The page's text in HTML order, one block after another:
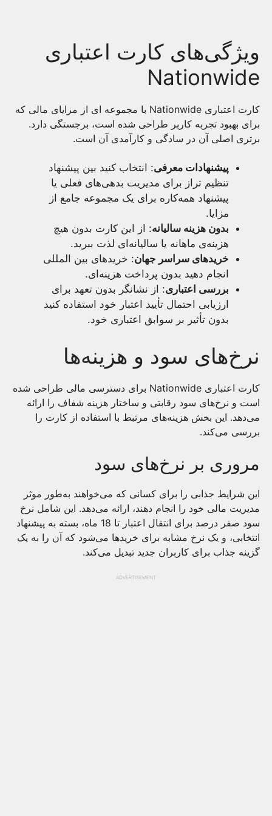
ویژگی‌های کارت اعتباری
Nationwide
کارت اعتباری Nationwide با مجموعه ای از مزایای مالی که
برای بهبود تجربه کاربر طراحی شده است، برجستگی دارد.
برتری اصلی آن در سادگی و کارآمدی آن است.
پیشنهادات معرفی: انتخاب کنید بین پیشنهاد
تنظیم تراز برای مدیریت بدهی‌های فعلی یا
پیشنهاد همه‌کاره برای یک مجموعه جامع از
مزایا.
بدون هزینه سالیانه: از این کارت بدون هیچ
هزینه‌ی ماهانه یا سالیانه‌ای لذت ببرید.
خریدهای سراسر جهان: خریدهای بین المللی
انجام دهید بدون پرداخت هزینه‌ای.
بررسی اعتباری: از نشانگر بدون تعهد برای
ارزیابی احتمال تأیید اعتبار خود استفاده کنید
بدون تأثیر بر سوابق اعتباری خود.
نرخ‌های سود و هزینه‌ها
کارت اعتباری Nationwide برای دسترسی مالی طراحی شده
است و نرخ‌های سود رقابتی و ساختار هزینه شفاف را ارائه
می‌دهد. این بخش هزینه‌های مرتبط با استفاده از کارت را
بررسی می‌کند.
مروری بر نرخ‌های سود
این شرایط جذابی را برای کسانی که می‌خواهند به‌طور موثر
مدیریت مالی خود را انجام دهند، ارائه می‌دهد. این شامل نرخ
سود صفر درصد برای انتقال اعتبار تا 18 ماه، بسته به پیشنهاد
انتخابی، و یک نرخ مشابه برای خریدها می‌شود که آن را به یک
گزینه جذاب برای کاربران جدید تبدیل می‌کند.
ADVERTISEMENT